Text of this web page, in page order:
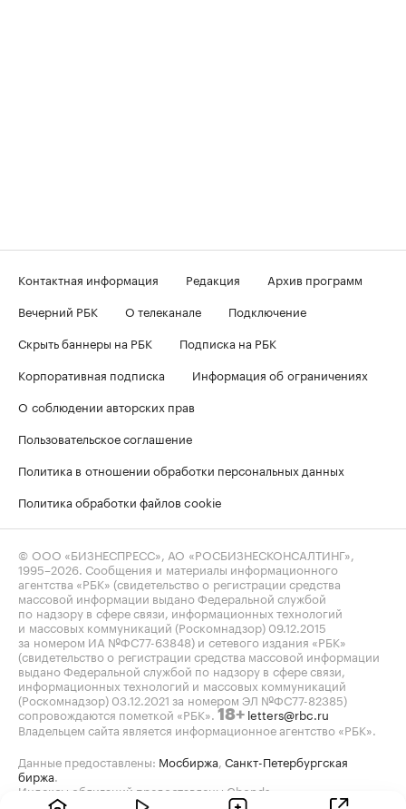
Контактная информация Редакция
Архив программ
Вечерний РБК
О телеканале
Подключение
Скрыть баннеры на РБК
Подписка на РБК
Корпоративная подписка
Информация об ограничениях
О соблюдении авторских прав
Пользовательское соглашение
Политика в отношении обработки персональных данных
Политика обработки файлов cookie
© ООО «БИЗНЕСПРЕСС», АО «РОСБИЗНЕСКОНСАЛТИНГ»,
1995–2026 . Сообщения и материалы информационного
агентства «РБК» (свидетельство о регистрации средства
массовой информации выдано Федеральной службой
по надзору в сфере связи, информационных технологий
и массовых коммуникаций (Роскомнадзор) 09.12.2015
за номером ИА №ФС77-63848) и сетевого издания «РБК»
(свидетельство о регистрации средства массовой информации
выдано Федеральной службой по надзору в сфере связи,
информационных технологий и массовых коммуникаций
(Роскомнадзор) 03.12.2021 за номером ЭЛ №ФС77-82385)
сопровождаются пометкой «РБК». 18+ letters@rbc.ru
Владельцем сайта является информационное агентство «РБК».
Данные предоставлены: Мосбиржа Санкт-Петербургская
биржа
Индексы облигаций предоставлены Cbonds.